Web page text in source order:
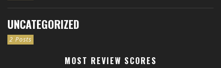
UNCATEGORIZED
2 Posts
MOST REVIEW SCORES